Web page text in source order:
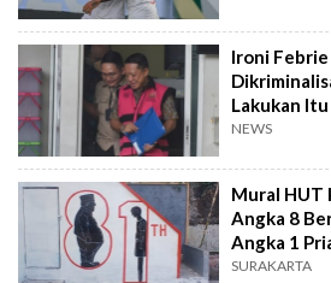
Ironi
Lakukan Itu
NEWS
Mural HUT
Angka 8
Angka 1
SURAKARTA